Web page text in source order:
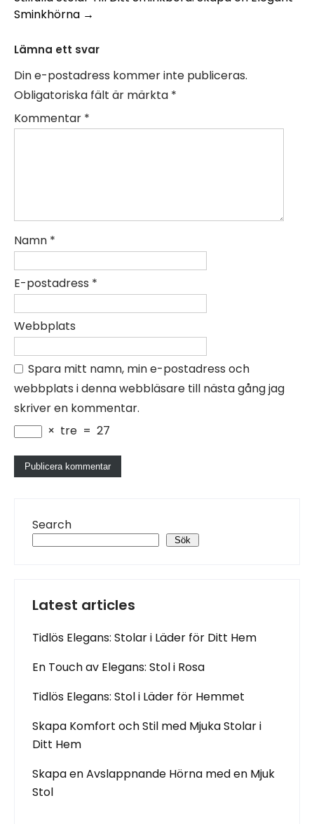
Sminkhörna →
Lämna ett svar
Din e-postadress kommer inte publiceras.
Obligatoriska fält är märkta *
Kommentar *
Namn *
E-postadress *
Webbplats
Spara mitt namn, min e-postadress och
webbplats i denna webbläsare till nästa gång jag
skriver en kommentar.
× tre = 27
Search
Sök
Latest articles
Tidlös Elegans: Stolar i Läder för Ditt Hem
En Touch av Elegans: Stol i Rosa
Tidlös Elegans: Stol i Läder för Hemmet
Skapa Komfort och Stil med Mjuka Stolar i
Ditt Hem
Skapa en Avslappnande Hörna med en Mjuk
Stol